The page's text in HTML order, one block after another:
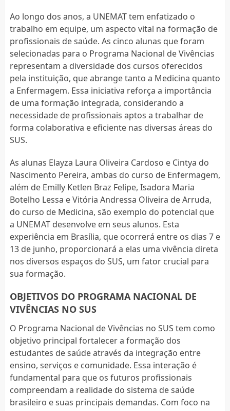
Ao longo dos anos, a UNEMAT tem enfatizado o
trabalho em equipe, um aspecto vital na formação de
profissionais de saúde. As cinco alunas que foram
selecionadas para o Programa Nacional de Vivências
representam a diversidade dos cursos oferecidos
pela instituição, que abrange tanto a Medicina quanto
a Enfermagem. Essa iniciativa reforça a importância
de uma formação integrada, considerando a
necessidade de profissionais aptos a trabalhar de
forma colaborativa e eficiente nas diversas áreas do
SUS.
As alunas Elayza Laura Oliveira Cardoso e Cintya do
Nascimento Pereira, ambas do curso de Enfermagem,
além de Emilly Ketlen Braz Felipe, Isadora Maria
Botelho Lessa e Vitória Andressa Oliveira de Arruda,
do curso de Medicina, são exemplo do potencial que
a UNEMAT desenvolve em seus alunos. Esta
experiência em Brasília, que ocorrerá entre os dias 7 e
13 de junho, proporcionará a elas uma vivência direta
nos diversos espaços do SUS, um fator crucial para
sua formação.
OBJETIVOS DO PROGRAMA NACIONAL DE
VIVÊNCIAS NO SUS
O Programa Nacional de Vivências no SUS tem como
objetivo principal fortalecer a formação dos
estudantes de saúde através da integração entre
ensino, serviços e comunidade. Essa interação é
fundamental para que os futuros profissionais
compreendam a realidade do sistema de saúde
brasileiro e suas principais demandas. Com foco na